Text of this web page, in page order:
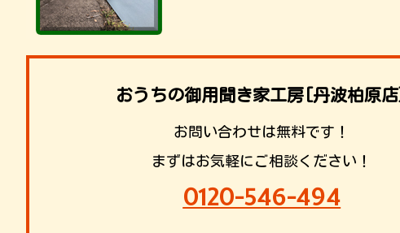
おうちの御用聞き家工房[丹波柏原店]
お問い合わせは無料です！
まずはお気軽にご相談ください！
0120-546-494